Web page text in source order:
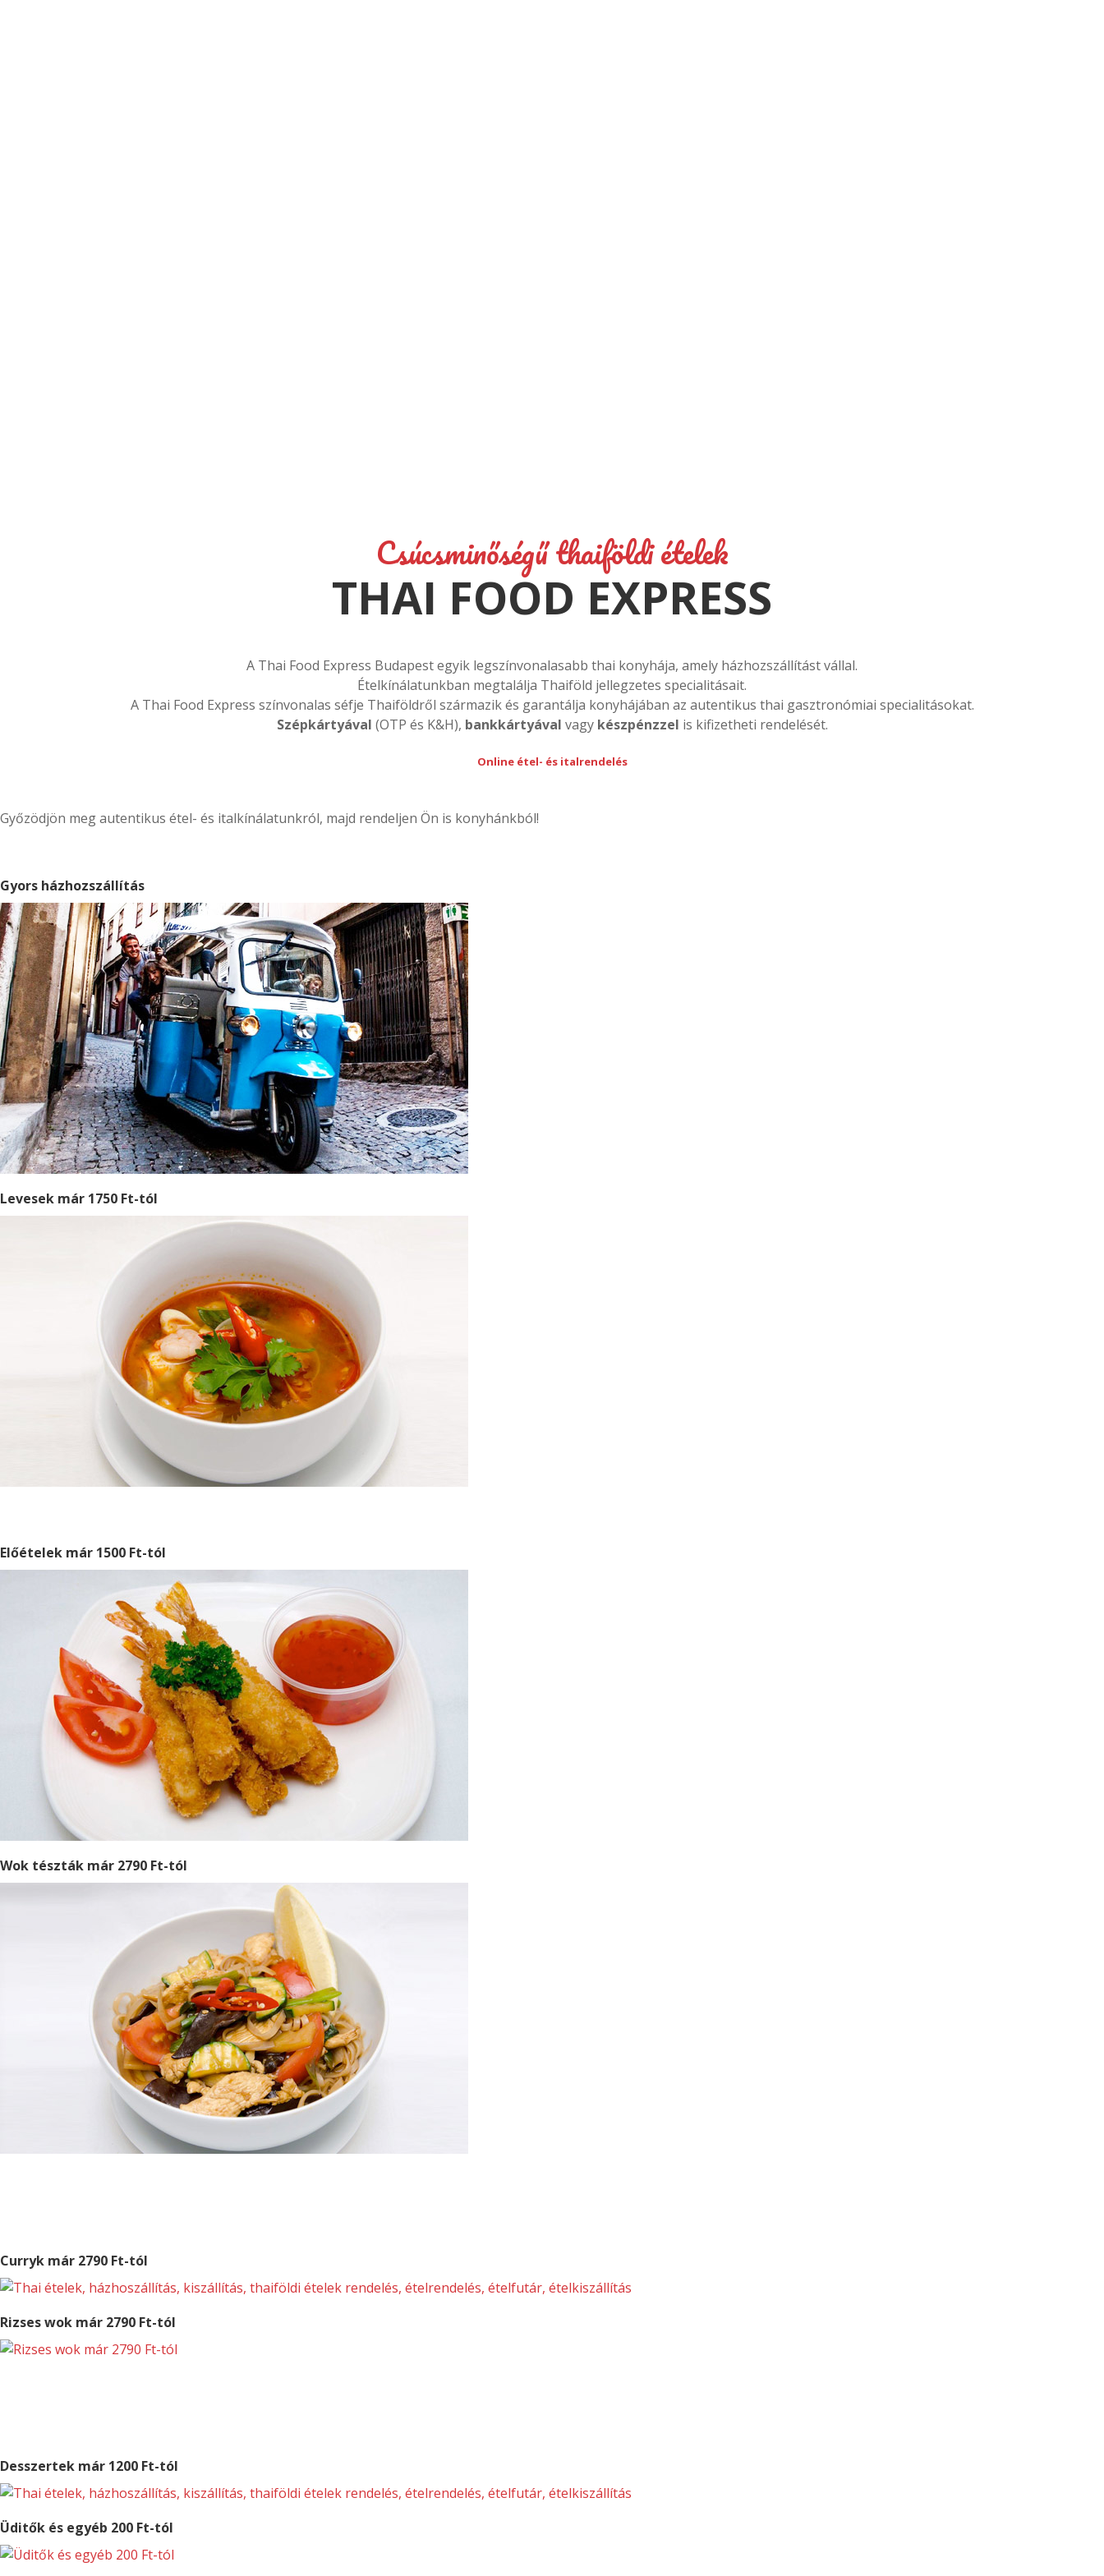
10.000 FT FELETT AJÁNDÉK DESSZERT
AKCIÓNK WEBOLDALUNKON LEADOTT RENDELÉSEKRE VONATKOZIK
Ajándék thai desszertek
Rendelés feladása
Csúcsminőségű thaiföldi ételek
THAI FOOD EXPRESS
A Thai Food Express Budapest egyik legszínvonalasabb thai konyhája, amely házhozszállítást vállal.
Ételkínálatunkban megtalálja Thaiföld jellegzetes specialitásait.
A Thai Food Express színvonalas séfje Thaiföldről származik és garantálja konyhájában az autentikus thai gasztronómiai specialitásokat.
Szépkártyával (OTP és K&H), bankkártyával vagy készpénzzel is kifizetheti rendelését.
Online étel- és italrendelés
Győzödjön meg autentikus étel- és italkínálatunkról, majd rendeljen Ön is konyhánkból!
Gyors házhozszállítás
Levesek már 1750 Ft-tól
Előételek már 1500 Ft-tól
Wok tészták már 2790 Ft-tól
Curryk már 2790 Ft-tól
Rizses wok már 2790 Ft-tól
Desszertek már 1200 Ft-tól
Üditők és egyéb 200 Ft-tól